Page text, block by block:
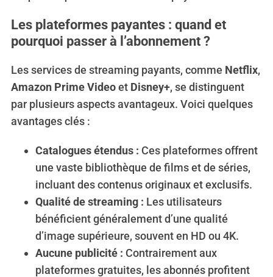
Les plateformes payantes : quand et
pourquoi passer à l’abonnement ?
Les services de streaming payants, comme Netflix,
Amazon Prime Videoet Disney+, se distinguent
par plusieurs aspects avantageux. Voici quelques
avantages clés :
Catalogues étendus : Ces plateformes offrent
une vaste bibliothèque de films et de séries,
incluant des contenus originaux et exclusifs.
Qualité de streaming : Les utilisateurs
bénéficient généralement d’une qualité
d’image supérieure, souvent en HD ou 4K.
Aucune publicité : Contrairement aux
plateformes gratuites, les abonnés profitent